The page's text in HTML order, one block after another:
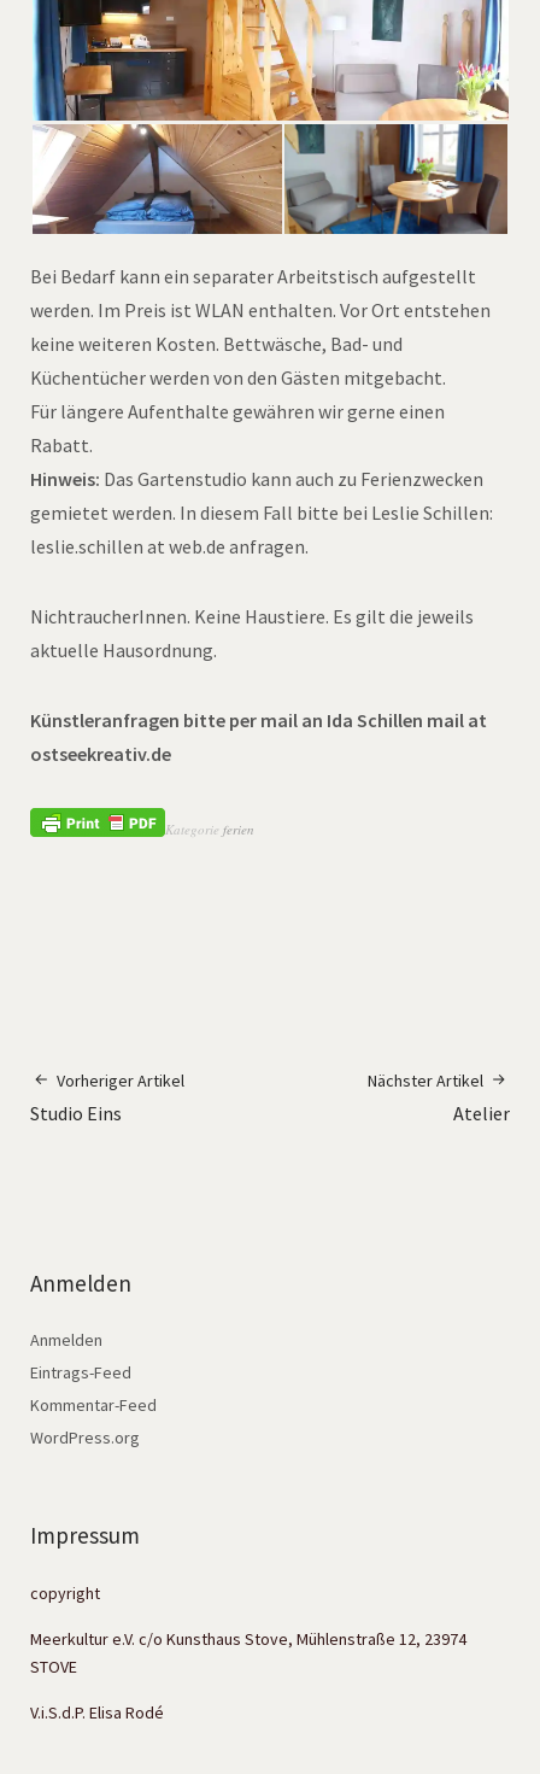
Bei Bedarf kann ein separater Arbeitstisch aufgestellt
werden. Im Preis ist WLAN enthalten. Vor Ort entstehen
keine weiteren Kosten. Bettwäsche, Bad- und
Küchentücher werden von den Gästen mitgebacht.
Für längere Aufenthalte gewähren wir gerne einen
Rabatt.
Hinweis: Das Gartenstudio kann auch zu Ferienzwecken
gemietet werden. In diesem Fall bitte bei Leslie Schillen:
leslie.schillen at web.de anfragen.
NichtraucherInnen. Keine Haustiere. Es gilt die jeweils
aktuelle Hausordnung.
Künstleranfragen bitte per mail an Ida Schillen mail at
ostseekreativ.de
Kategorie ferien
Vorheriger Artikel
Studio Eins
Nächster Artikel
Atelier
Anmelden
Anmelden
Eintrags-Feed
Kommentar-Feed
WordPress.org
Impressum
copyright
Meerkultur e.V. c/o Kunsthaus Stove, Mühlenstraße 12, 23974
STOVE
V.i.S.d.P. Elisa Rodé